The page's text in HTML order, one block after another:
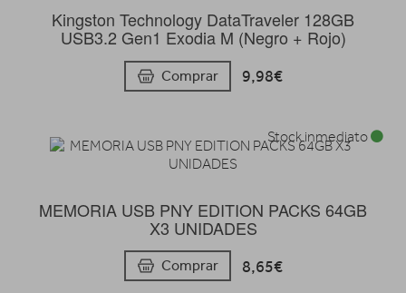
Kingston Technology DataTraveler 128GB
USB3.2 Gen1 Exodia M (Negro + Rojo)
Comprar 9,98€
MEMORIA USB PNY EDITION PACKS 64GB
X3 UNIDADES
Comprar 8,65€
Stock inmediato